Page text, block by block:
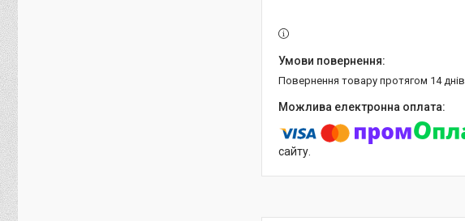
повернення товару протягом 14 днів
сайту.